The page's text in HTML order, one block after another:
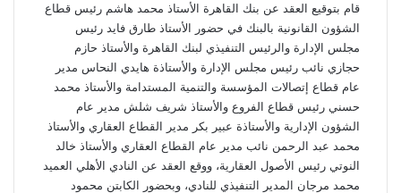
قام بتوقيع العقد عن بنك القاهرة الأستاذ محمد هاشم رئيس قطاع
الشؤون القانونية بالبنك في حضور الأستاذ طارق فايد رئيس
مجلس الإدارة والرئيس التنفيذي لبنك القاهرة والأستاذ حازم
حجازي نائب رئيس مجلس الإدارة والأستاذة هايدي النحاس مدير
عام قطاع إتصالات المؤسسة والتنمية المستدامة والأستاذ محمد
حسني رئيس قطاع الفروع والأستاذ شريف شلش مدير عام
الشؤون الإدارية والأستاذة عبير بكر مدير القطاع العقاري والأستاذ
محمد عبد الرحمن نائب مدير عام القطاع العقاري والأستاذ خالد
النوتي رئيس الأصول العقارية، ووقع العقد عن النادي الأهلي العميد
محمد مرجان المدير التنفيذي للنادي، وبحضور الكابتن محمود